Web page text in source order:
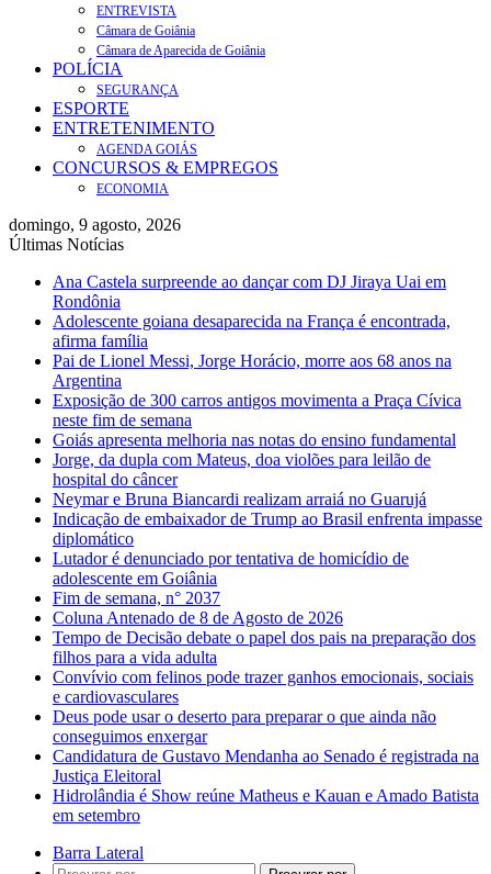
ENTREVISTA
Câmara de Goiânia
Câmara de Aparecida de Goiânia
POLÍCIA
SEGURANÇA
ESPORTE
ENTRETENIMENTO
AGENDA GOIÁS
CONCURSOS & EMPREGOS
ECONOMIA
domingo, 9 agosto, 2026
Últimas Notícias
Ana Castela surpreende ao dançar com DJ Jiraya Uai em
Rondônia
Adolescente goiana desaparecida na França é encontrada,
afirma família
Pai de Lionel Messi, Jorge Horácio, morre aos 68 anos na
Argentina
Exposição de 300 carros antigos movimenta a Praça Cívica
neste fim de semana
Goiás apresenta melhoria nas notas do ensino fundamental
Jorge, da dupla com Mateus, doa violões para leilão de
hospital do câncer
Neymar e Bruna Biancardi realizam arraiá no Guarujá
Indicação de embaixador de Trump ao Brasil enfrenta impasse
diplomático
Lutador é denunciado por tentativa de homicídio de
adolescente em Goiânia
Fim de semana, n° 2037
Coluna Antenado de 8 de Agosto de 2026
Tempo de Decisão debate o papel dos pais na preparação dos
filhos para a vida adulta
Convívio com felinos pode trazer ganhos emocionais, sociais
e cardiovasculares
Deus pode usar o deserto para preparar o que ainda não
conseguimos enxergar
Candidatura de Gustavo Mendanha ao Senado é registrada na
Justiça Eleitoral
Hidrolândia é Show reúne Matheus e Kauan e Amado Batista
em setembro
Barra Lateral